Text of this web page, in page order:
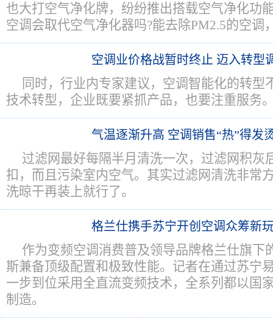
也大打空气净化牌，纷纷推出搭载空气净化功
空调会取代空气净化器吗?能去除PM2.5的空调
空调业价格战暂时终止 迈入转型
同时，行业内专家建议，空调智能化的转型
技术转型，企业既要紧抓产品，也要注重服务
气温逐渐升高 空调销售“热”得发
过滤网最好每隔半月清洗一次，过滤网积灰
扣，而且污染室内空气。其实过滤网清洗非常
洗晾干再装上就行了。
格兰仕携手苏宁开创空调众筹新
作为变频空调消费普及领导品牌格兰仕旗下
斯兼备顶级配置和极致性能。记者在通过苏宁
一步到位采用全直流变频技术，全系列都以国
制造。